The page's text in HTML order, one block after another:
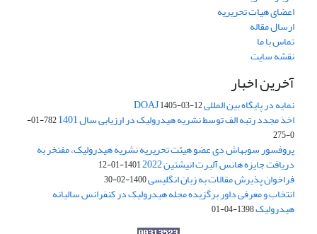
اعضای هیات تحریریه
ارسال مقاله
تماس با ما
نقشه سایت
آخرین اخبار
نمایه در پایگاه بین المللی DOAJ1405-03-12
اخذ مجدد رتبه الف توسط نشریه هیدرولیک در ارزیابی سال 1401
782-01-
0-275
پروفسور سوبهاش دی عضو هیئت تحریریه نشریه هیدرولیک، مفتخر به
دریافت جایزه هانس آلبرت انیشتین 2022 1401-01-12
فراخوان پذیرش مقالات به زبان انگلیسی1400-02-30
انتخاب و معرفی داور برگزیده مجله هیدرولیک در کنفرانس سالیانه
هیدرولیک1398-04-01